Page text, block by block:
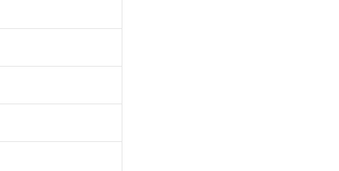
から、特段のことがない限り、2022年1月12日よ